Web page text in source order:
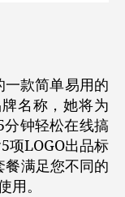
款简单易用的
名称，她将为
钟轻松在线搞
项LOGO出品标
满足您不同的
用。